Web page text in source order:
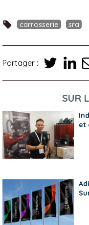
carrosserie sra
Partager :
SUR
et